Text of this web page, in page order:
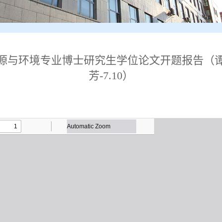
与环境专业博士研究生学位论文开题报告（
芳-7.10）